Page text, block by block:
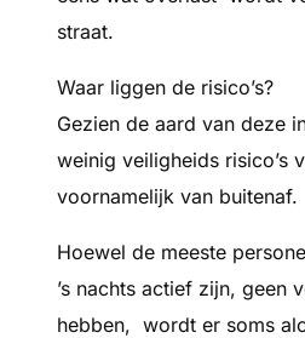
straat.
Waar liggen de risico’s?
Gezien de aard van deze
weinig veiligheids risico’s
voornamelijk van buitenaf.
Hoewel de meeste
’s nachts actief zijn, geen
hebben, wordt er soms